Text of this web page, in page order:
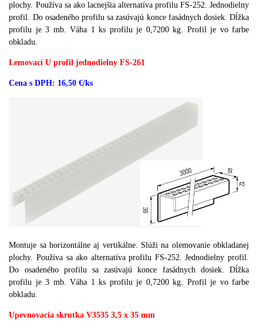
plochy. Používa sa ako lacnejšia alternatíva profilu FS-252. Jednodielny
profil. Do osadeného profilu sa zasúvajú konce fasádnych dosiek. Dĺžka
profilu je 3 mb. Váha 1 ks profilu je 0,7200 kg. Profil je vo farbe
obkladu.
Lemovací U profil jednodielny FS-261
Cena s DPH: 16,50 €/ks
Montuje sa horizontálne aj vertikálne.
Slúži na olemovanie obkladanej
plochy.
Používa sa ako alternatíva profilu FS-252.
Jednodielny profil.
Do osadeného profilu sa zasúvajú konce fasádnych dosiek.
Dĺžka
profilu je 3 mb.
Váha 1 ks profilu je 0,7200 kg.
Profil je vo farbe
obkladu.
Upevnovacia skrutka V3535 3,5 x 35 mm